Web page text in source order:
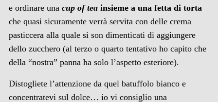
e ordinare una cup of teainsieme a una fetta di torta
che quasi sicuramente verrà servita con delle crema
pasticcera alla quale si son dimenticati di aggiungere
dello zucchero (al terzo o quarto tentativo ho capito che
della “nostra” panna ha solo l’aspetto esteriore).
Distogliete l’attenzione da quel batuffolo bianco e
concentratevi sul dolce… io vi consiglio una